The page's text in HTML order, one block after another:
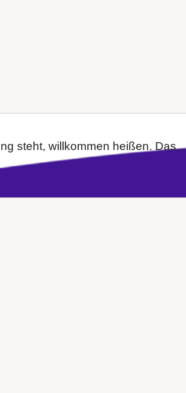
steht, willkommen heißen. Das...